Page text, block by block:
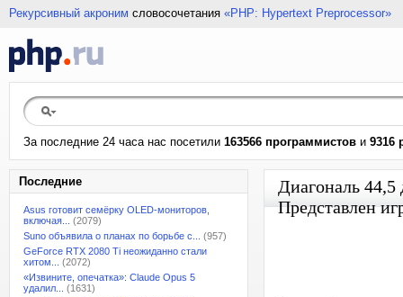
Рекурсивный акроним словосочетания «PHP: Hypertext Preprocessor»
За последние 24 часа нас посетили 163566 программистов и 9316
Последние
Asus готовит семёрку OLED-мониторов,
включая...
(2079)
Suno объявила о планах по борьбе с...
(957)
GeForce RTX 2080 Ti неожиданно стали
хитом...
(2072)
«Извините, опечатка»: Claude Opus 5
удалил...
(1631)
Диагональ
Представлен